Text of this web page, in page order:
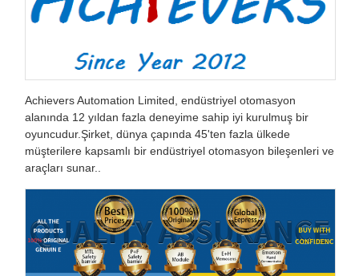
Achievers Automation Limited, endüstriyel otomasyon
alanında 12 yıldan fazla deneyime sahip iyi kurulmuş bir
oyuncudur.Şirket, dünya çapında 45'ten fazla ülkede
müşterilere kapsamlı bir endüstriyel otomasyon bileşenleri ve
araçları sunar..